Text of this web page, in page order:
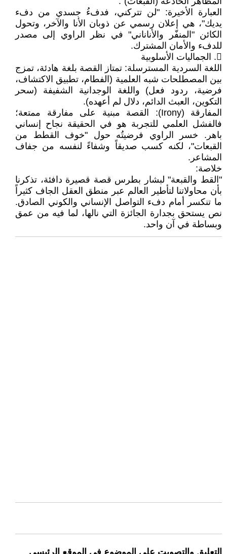
​العبارة الأخيرة: "لن تتركني، فدفءُ جسدي من دفء
يديك"، هي إعلان رسمي عن ذوبان الأنا والآخر، وتحول
الكائن "المنفّر والأناناني" في نظر الراوي إلى مصدر
للدفء والأمان المشترك.
𔁳. الجماليات الأسلوبية
​اللغة السردية المسترسلة: تمتاز القصة بلغة هادئة، تمزج
بين المصطلحات شبه العلمية (الفطام، تطبيق الاكتشاف،
فرضية، ردود فعل) واللغة الوجدانية الشفيفة (سحر
التكوين، العبث الدائم، دلال لم أعهده).
​المفارقة (Irony): القصة مبنية على مفارقة ممتعة؛
فالفشل العلمي للتجربة هو في الحقيقة نجاح إنساني
باهر. خسر الراوي فرضيتُه حول "خوف القطط من
القبعات"، لكنه كسب صديقاً وشفاءً لنفسه من جفاف
المشاعر.
​خلاصة:
"القط والقبعة" لبشار بطرس قصة قصيرة دافئة، تذكرنا
بأن محاولاتنا لتأطير العالم عبر منطق العقل الجاف كثيراً
ما تنكسر أمام دفء التواصل الإنساني والكوني الصادق.
نص يستحق بجدارة الجائزة التي نالها، لما فيه من عمق
وبساطة في آن واحد.